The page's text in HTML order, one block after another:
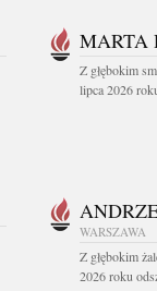
MARTA
Z głębokim
lipca 2026
WARSZAWA
Z głębokim
2026 roku